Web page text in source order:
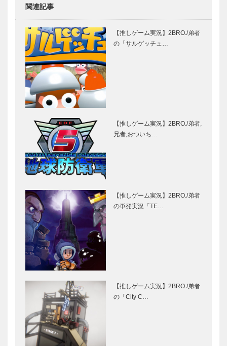
関連記事
【推しゲーム実況】2BRO./弟者
の「サルゲッチュ…
【推しゲーム実況】2BRO./弟者,
兄者,おついち…
【推しゲーム実況】2BRO./弟者
の単発実況「TE…
【推しゲーム実況】2BRO./弟者
の「City C…